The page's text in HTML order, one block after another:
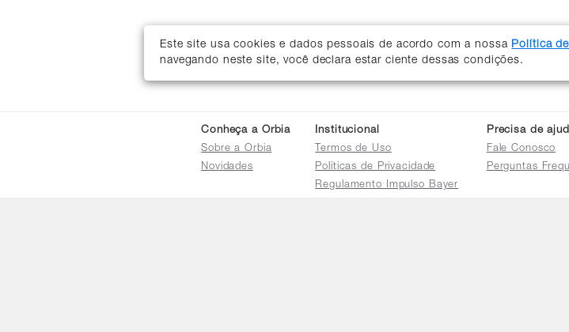
Este site usa cookies e dados pessoais de acordo com a nossa Política
navegando neste site, você declara estar ciente dessas condições.
Conheça a Orbia
Sobre a Orbia
Novidades
Institucional
Termos de Uso
Políticas de Privacidade
Regulamento Impulso Bayer
Precisa de
Fale Conosco
Perguntas